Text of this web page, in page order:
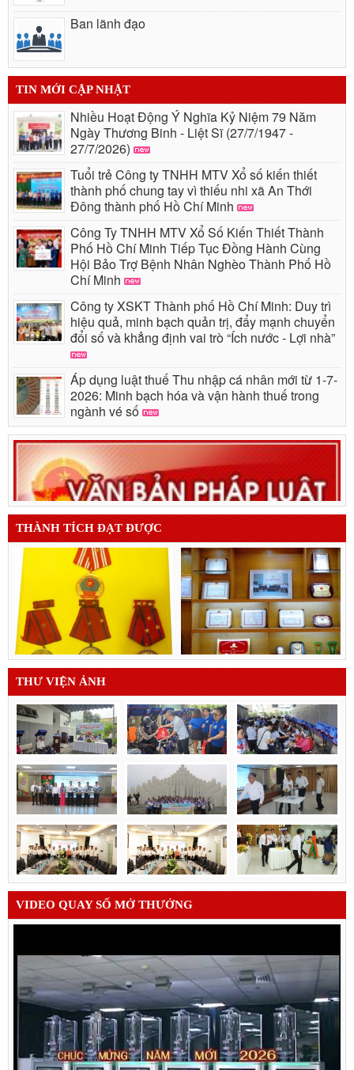
Ban lãnh đạo
TIN MỚI CẬP NHẬT
Nhiều Hoạt Động Ý Nghĩa Kỷ Niệm 79 Năm
Ngày Thương Binh - Liệt Sĩ (27/7/1947 -
27/7/2026)
Tuổi trẻ Công ty TNHH MTV Xổ số kiến thiết
thành phố chung tay vì thiếu nhi xã An Thới
Đông thành phố Hồ Chí Minh
Công Ty TNHH MTV Xổ Số Kiến Thiết Thành
Phố Hồ Chí Minh Tiếp Tục Đồng Hành Cùng
Hội Bảo Trợ Bệnh Nhân Nghèo Thành Phố Hồ
Chí Minh
Công ty XSKT Thành phố Hồ Chí Minh: Duy trì
hiệu quả, minh bạch quản trị, đẩy mạnh chuyển
đổi số và khẳng định vai trò “Ích nước - Lợi nhà”
Áp dụng luật thuế Thu nhập cá nhân mới từ 1-7-
2026: Minh bạch hóa và vận hành thuế trong
ngành vé số
THÀNH TÍCH ĐẠT ĐƯỢC
THƯ VIỆN ẢNH
VIDEO QUAY SỐ MỞ THƯỞNG